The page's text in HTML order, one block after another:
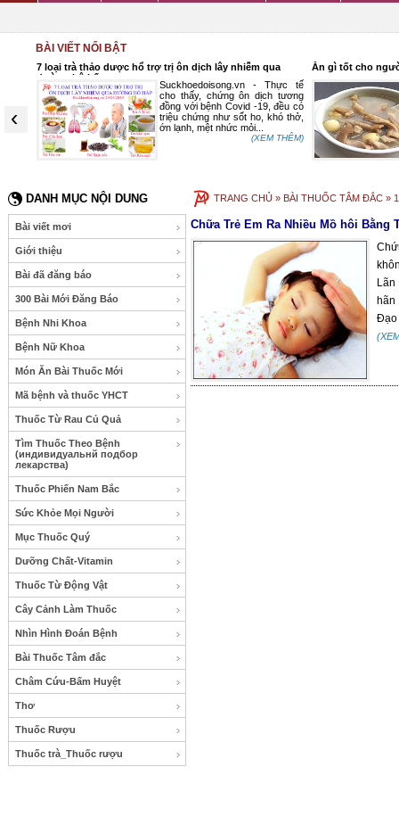
BÀI VIẾT NỔI BẬT
‹
chất
7 loại trà thảo dược hổ trợ trị ôn dịch lây nhiễm qua
đường hô hấp
Suckhoedoisong.vn - Thực tế
cho thấy, chứng ôn dịch tương
đồng với bệnh Covid -19, đều có
triệu chứng như sốt ho, khó thở,
ớn lạnh, mệt nhức mỏi...
(XEM THÊM)
Ăn gì tốt cho
DANH MỤC NỘI DUNG
Bài viết mơi
Giới thiệu
Bài đã đăng báo
300 Bài Mới Đăng Báo
Bệnh Nhi Khoa
Bệnh Nữ Khoa
Món Ăn Bài Thuốc Mới
Mã bệnh và thuốc YHCT
Thuốc Từ Rau Củ Quả
Tìm Thuốc Theo Bệnh
(индивидуальнй подбор
лекарства)
Thuốc Phiến Nam Bắc
Sức Khỏe Mọi Người
Mục Thuốc Quý
Dưỡng Chất-Vitamin
Thuốc Từ Động Vật
Cây Cảnh Làm Thuốc
Nhìn Hình Đoán Bệnh
Bài Thuốc Tâm đắc
Châm Cứu-Bấm Huyệt
Thơ
Thuốc Rượu
Thuốc trà_Thuốc rượu
TRANG CHỦ » BÀI THUỐC TÂM ĐẮC »
Chữa Trẻ Em Ra Nhiều Mồ hôi Bằng
hãn
Đạo